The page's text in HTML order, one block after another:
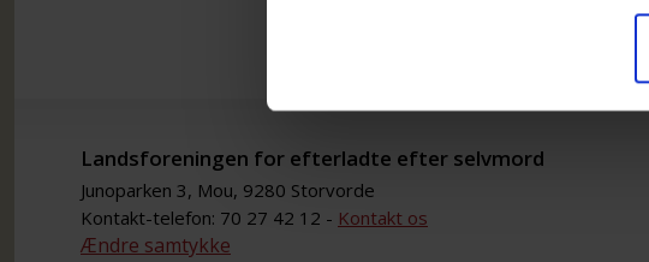
Landsforeningen for efterladte efter selvmord
Junoparken 3, Mou, 9280 Storvorde
Kontakt-telefon: 70 27 42 12 - Kontakt os
Ændre samtykke